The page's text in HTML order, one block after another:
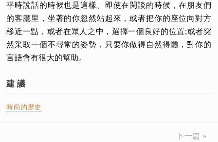
平時說話的時候也是這樣。即使在閑談的時候，在朋友們
的客廳里，坐著的你忽然站起來，或者把你的座位向對方
移近一點，或者在眾人之中，選擇一個良好的位置;或者突
然采取一個不尋常的姿勢，只要你做得自然得體，對你的
言語會有很大的幫助。
建 議
時尚的歷史
下一篇 »